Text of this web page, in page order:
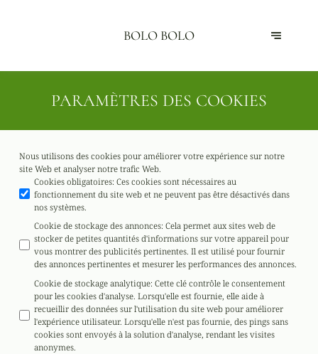
BOLO BOLO
PARAMÈTRES DES COOKIES
Nous utilisons des cookies pour améliorer votre expérience sur notre
site Web et analyser notre trafic Web.
Cookies obligatoires: Ces cookies sont nécessaires au
fonctionnement du site web et ne peuvent pas être désactivés dans
nos systèmes.
Cookie de stockage des annonces: Cela permet aux sites web de
stocker de petites quantités d'informations sur votre appareil pour
vous montrer des publicités pertinentes. Il est utilisé pour fournir
des annonces pertinentes et mesurer les performances des annonces.
Cookie de stockage analytique: Cette clé contrôle le consentement
pour les cookies d'analyse. Lorsqu'elle est fournie, elle aide à
recueillir des données sur l'utilisation du site web pour améliorer
l'expérience utilisateur. Lorsqu'elle n'est pas fournie, des pings sans
cookies sont envoyés à la solution d'analyse, rendant les visites
anonymes.